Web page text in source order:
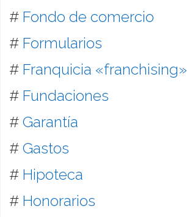
# Fondo de comercio
# Formularios
# Franquicia «franchising»
# Fundaciones
# Garantía
# Gastos
# Hipoteca
# Honorarios